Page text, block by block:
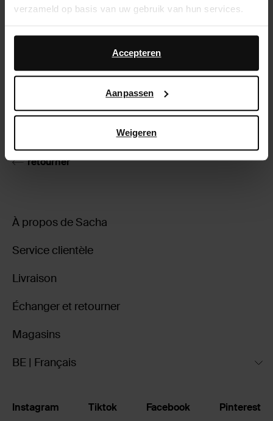
verzameld op basis van uw gebruik van hun services.
Daarnaast werken wij samen met Google voor
advertentie- en meetdoeleinden. Meer informatie over
hoe Google uw persoonsgegevens gebruikt, vindt u op
Accepteren
Aanpassen
Weigeren
Les sandales à bout ouvert ont un talon fermé et une
Les sandales dorées ont un talon de 8 cm de hauteur
et une doublure en cuir.
Détails du produit
retourner
À propos de Sacha
Service clientèle
Livraison
Échanger et retourner
Magasins
BE | Français
Instagram Tiktok Facebook Pinterest